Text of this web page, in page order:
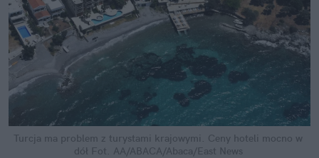
Turcja ma problem z turystami krajowymi. Ceny hoteli mocno w
dół Fot. AA/ABACA/Abaca/East News